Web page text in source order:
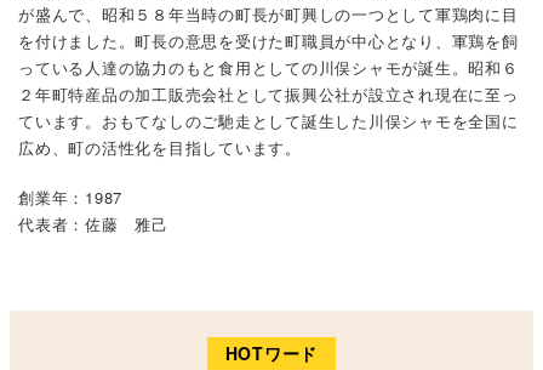
が盛んで、昭和５８年当時の町長が町興しの一つとして軍鶏肉に目
を付けました。町長の意思を受けた町職員が中心となり、軍鶏を飼
っている人達の協力のもと食用としての川俣シャモが誕生。昭和６
２年町特産品の加工販売会社として振興公社が設立され現在に至っ
ています。おもてなしのご馳走として誕生した川俣シャモを全国に
広め、町の活性化を目指しています。
創業年：1987
代表者：佐藤 雅己
HOTワード